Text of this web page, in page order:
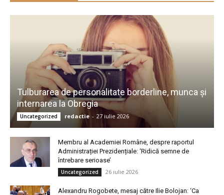
Tulburarea de personalitate borderline, munca și
internarea la Obregia
Uncategorized redactie - 27 iulie 2026
Membru al Academiei Române, despre raportul
Administrației Prezidențiale: ‘Ridică semne de
întrebare serioase’
Uncategorized 26 iulie 2026
Alexandru Rogobete, mesaj către Ilie Bolojan: ‘Ca